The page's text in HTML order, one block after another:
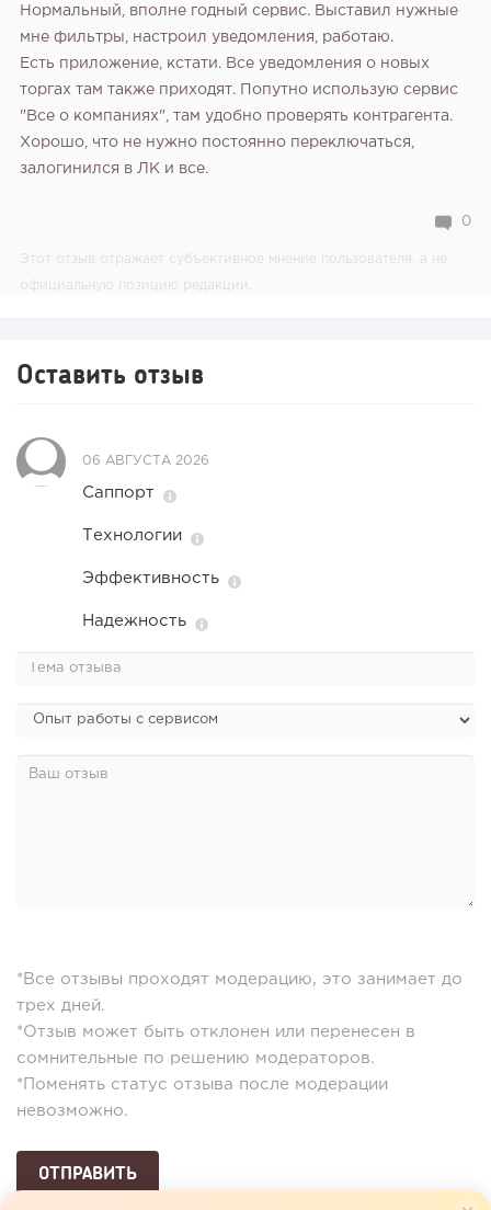
Нормальный, вполне годный сервис. Выставил нужные
мне фильтры, настроил уведомления, работаю.
Есть приложение, кстати. Все уведомления о новых
торгах там также приходят. Попутно использую сервис
"Все о компаниях", там удобно проверять контрагента.
Хорошо, что не нужно постоянно переключаться,
залогинился в ЛК и все.
0
Этот отзыв отражает субъективное мнение пользователя, а не
официальную позицию редакции.
Оставить отзыв
06 АВГУСТА 2026
Саппорт
Технологии
Эффективность
Надежность
*Все отзывы проходят модерацию, это занимает до
трех дней.
*Отзыв может быть отклонен или перенесен в
сомнительные по решению модераторов.
*Поменять статус отзыва после модерации
невозможно.